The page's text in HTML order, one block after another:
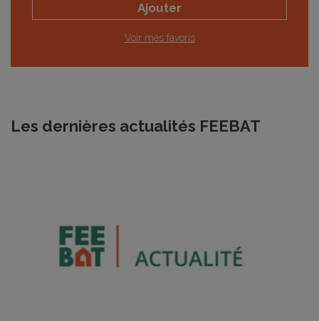
Ajouter
Voir mes favoris
Les dernières actualités FEEBAT